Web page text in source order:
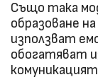
Също така
образоване
използват
обогатяват